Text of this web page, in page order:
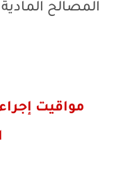
المصالح المادية
مواقيت إجراء